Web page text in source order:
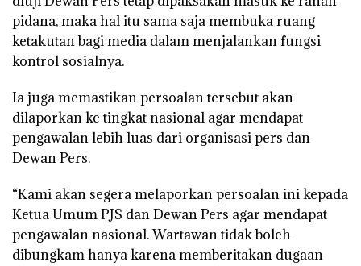
pidana, maka hal itu sama saja membuka ruang
ketakutan bagi media dalam menjalankan fungsi
kontrol sosialnya.
Ia juga memastikan persoalan tersebut akan
dilaporkan ke tingkat nasional agar mendapat
pengawalan lebih luas dari organisasi pers dan
Dewan Pers.
“Kami akan segera melaporkan persoalan ini kepada
Ketua Umum PJS dan Dewan Pers agar mendapat
pengawalan nasional. Wartawan tidak boleh
dibungkam hanya karena memberitakan dugaan